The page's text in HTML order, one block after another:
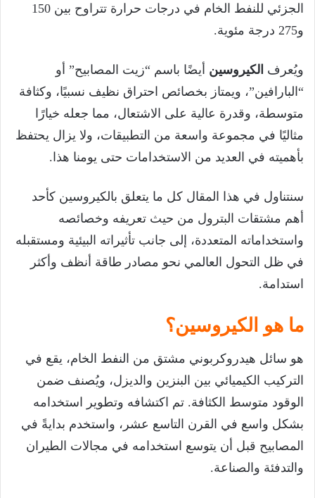
الجزئي للنفط الخام في درجات حرارة تتراوح بين 150
و275 درجة مئوية.
ويُعرف الكيروسين أيضًا باسم “زيت المصابيح” أو
“البارافين”، ويمتاز بخصائص احتراق نظيف نسبيًا، وكثافة
متوسطة، وقدرة عالية على الاشتعال، مما جعله خيارًا
مثاليًا في مجموعة واسعة من التطبيقات، ولا يزال يحتفظ
بأهميته في العديد من الاستخدامات حتى يومنا هذا.
سنتناول في هذا المقال كل ما يتعلق بالكيروسين كأحد
أهم مشتقات البترول من حيث تعريفه وخصائصه
واستخداماته المتعددة، إلى جانب تأثيراته البيئية ومستقبله
في ظل التحول العالمي نحو مصادر طاقة أنظف وأكثر
استدامة.
ما هو الكيروسين؟
هو سائل هيدروكربوني مشتق من النفط الخام، يقع في
التركيب الكيميائي بين البنزين والديزل، ويُصنف ضمن
الوقود متوسط الكثافة. تم اكتشافه وتطوير استخدامه
بشكل واسع في القرن التاسع عشر، واستخدم بدايةً في
المصابيح قبل أن يتوسع استخدامه في مجالات الطيران
والتدفئة والصناعة.